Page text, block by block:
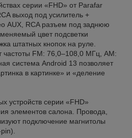
серии «FHD» от Parafar
выход под усилитель +
AUX, RCA разъем под заднюю
цвет подсветки
штатных кнопок на руле.
частоты FM: 76,0–108,0 МГц, AM:
система Android 13 позволяет
в картинке» и «деление
устройств серии «FHD»
элементов салона. Провода,
подключение магнитолы